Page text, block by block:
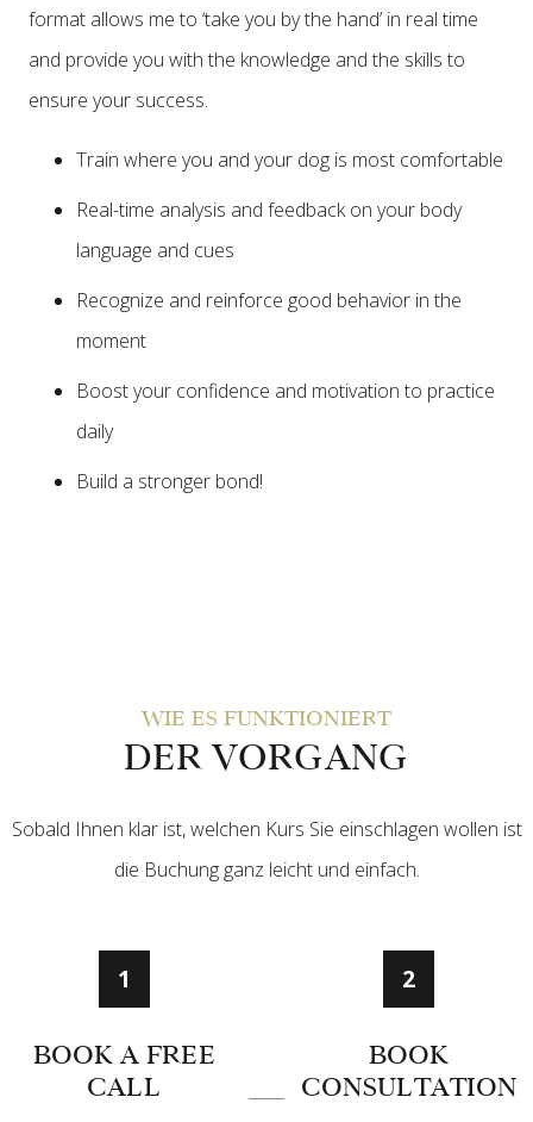
format allows me to ‘take you by the hand’ in real time
and provide you with the knowledge and the skills to
ensure your success.
Train where you and your dog is most comfortable
Real-time analysis and feedback on your body
language and cues
Recognize and reinforce good behavior in the
moment
Boost your confidence and motivation to practice
daily
Build a stronger bond!
WIE ES FUNKTIONIERT
DER VORGANG
Sobald Ihnen klar ist, welchen Kurs Sie einschlagen wollen ist
die Buchung ganz leicht und einfach.
1
BOOK A FREE
CALL
2
BOOK
CONSULTATION